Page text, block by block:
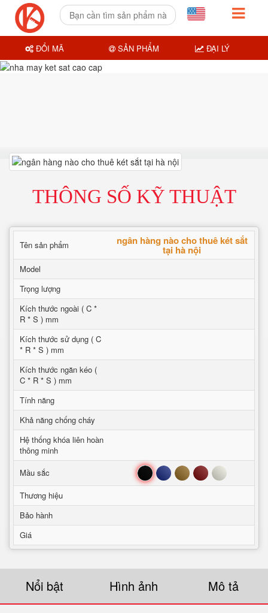
THÔNG SỐ KỸ THUẬT
Tên sản phẩm ngân hàng nào cho thuê két sắt
tại hà nội
Model
Trọng lượng
Kích thước ngoài ( C *
R * S ) mm
Kích thước sử dụng ( C
* R * S ) mm
Kích thước ngăn kéo (
C * R * S ) mm
Tính năng
Khả năng chống cháy
Hệ thống khóa liên hoàn
thông minh
Mầu sắc
Đen Xanh Nâu Đỏ Trắng
Thương hiệu
Bảo hành
Giá
Nổi bật Hình ảnh Mô tả
ĐỔI MÃ SẢN PHẨM ĐẠI LÝ